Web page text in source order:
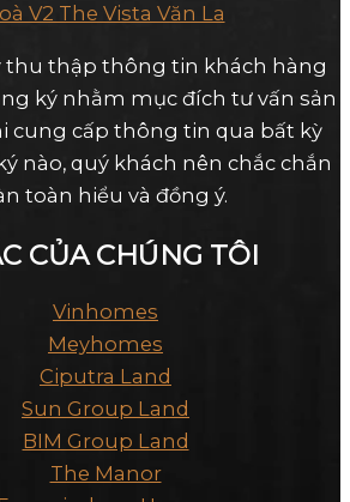
V2 The Vista Văn La
thu thập thông tin khách hàng
ký nhằm mục đích tư vấn sản
cung cấp thông tin qua bất kỳ
nào, quý khách nên chắc chắn
toàn hiểu và đồng ý.
CỦA CHÚNG TÔI
Vinhomes
Meyhomes
Ciputra Land
Sun Group Land
BIM Group Land
The Manor